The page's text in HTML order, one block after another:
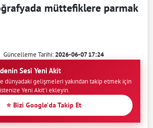
müttefiklere parmak
Güncelleme Tarihi:2026-06-07 17:24
Sesi Yeni Akit
dünyadaki gelişmeleri yakından takip etmek için
Yeni Akit'i ekleyin.
⭐ Bizi Google'da Takip Et